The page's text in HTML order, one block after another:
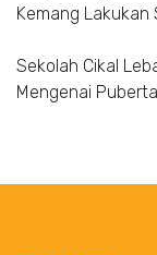
Kemang Lakukan
Sekolah Cikal
Mengenai